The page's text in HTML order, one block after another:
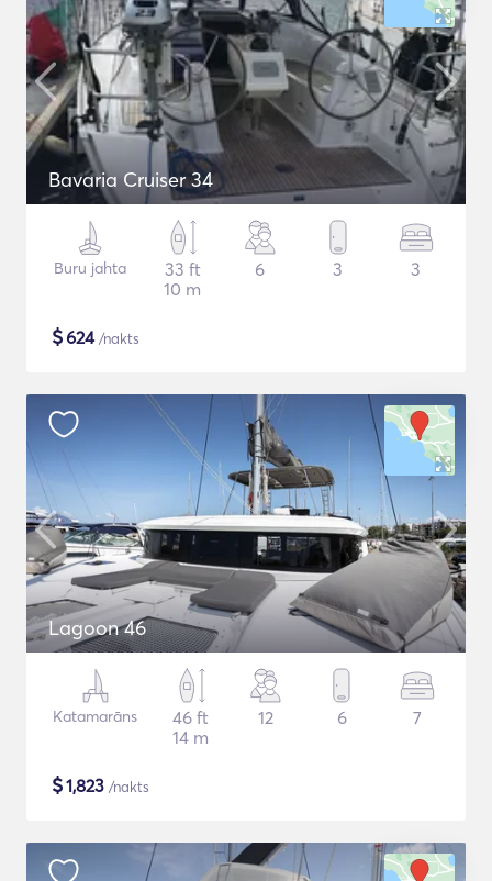
Bavaria Cruiser 34
Buru jahta
33 ft
10 m
6 3 3
$624/nakts
Lagoon 46
Katamarāns
46 ft
14 m
12 6 7
$1,823 /nakts